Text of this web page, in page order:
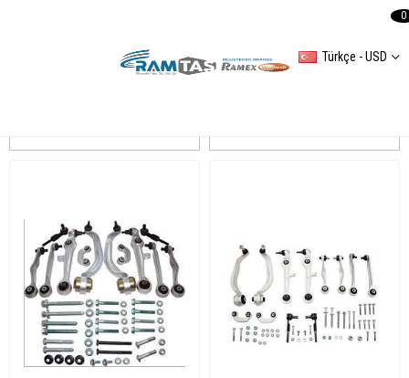
Türkçe - USD
0